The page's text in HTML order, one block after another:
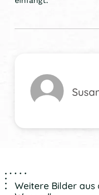
Weitere Bilder aus